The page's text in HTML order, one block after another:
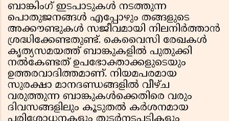
ബാങ്കിംഗ് ഇടപാടുകൾ നടത്തുന്ന
പൊതുജനങ്ങൾ എപ്പോഴും തങ്ങളുടെ
അക്കൗണ്ടുകൾ സജീവമായി നിലനിർത്താൻ
ശ്രദ്ധിക്കേണ്ടതുണ്ട്. കെവൈസി രേഖകൾ
കൃത്യസമയത്ത് ബാങ്കുകളിൽ പുതുക്കി
നൽകേണ്ടത് ഉപഭോക്താക്കളുടെയും
ഉത്തരവാദിത്തമാണ്. നിയമപരമായ
സുരക്ഷാ മാനദണ്ഡങ്ങളിൽ വീഴ്ച
വരുത്തുന്ന ബാങ്കുകൾക്കെതിരെ വരും
ദിവസങ്ങളിലും കൂടുതൽ കർശനമായ